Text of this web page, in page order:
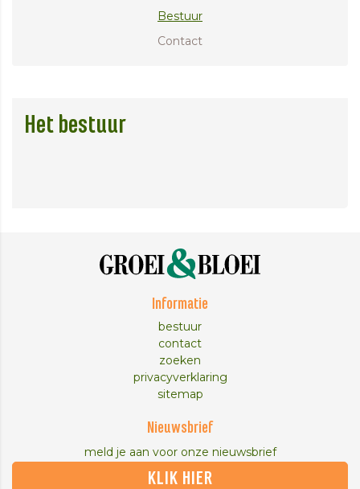
Bestuur
Contact
Het bestuur
Informatie
bestuur
contact
zoeken
privacyverklaring
sitemap
Nieuwsbrief
meld je aan voor onze nieuwsbrief
KLIK HIER